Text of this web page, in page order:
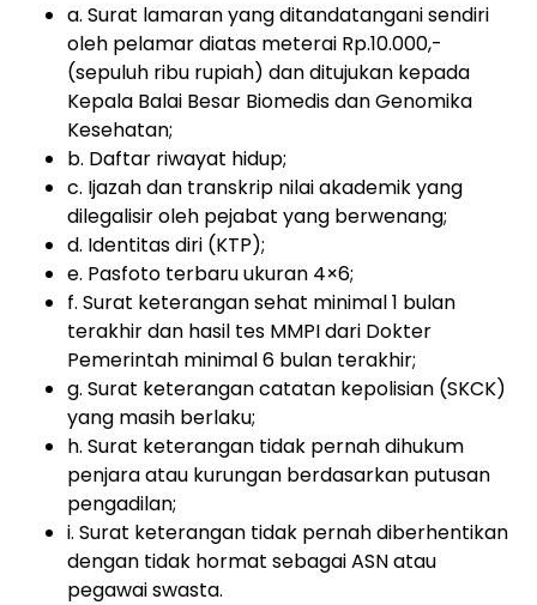
a. Surat lamaran yang ditandatangani sendiri
oleh pelamar diatas meterai Rp.10.000,-
(sepuluh ribu rupiah) dan ditujukan kepada
Kepala Balai Besar Biomedis dan Genomika
Kesehatan;
b. Daftar riwayat hidup;
c. Ijazah dan transkrip nilai akademik yang
dilegalisir oleh pejabat yang berwenang;
d. Identitas diri (KTP);
e. Pasfoto terbaru ukuran 4×6;
f. Surat keterangan sehat minimal 1 bulan
terakhir dan hasil tes MMPI dari Dokter
Pemerintah minimal 6 bulan terakhir;
g. Surat keterangan catatan kepolisian (SKCK)
yang masih berlaku;
h. Surat keterangan tidak pernah dihukum
penjara atau kurungan berdasarkan putusan
pengadilan;
i. Surat keterangan tidak pernah diberhentikan
dengan tidak hormat sebagai ASN atau
pegawai swasta.